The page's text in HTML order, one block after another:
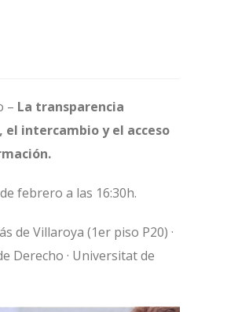
– La transparencia
el intercambio y el acceso
febrero a las 16:30h.
de Villaroya (1er piso P20) ·
Derecho · Universitat de